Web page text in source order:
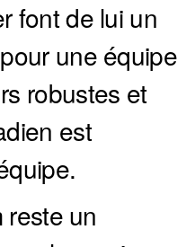
font de lui un
une équipe
robustes et
est
reste un